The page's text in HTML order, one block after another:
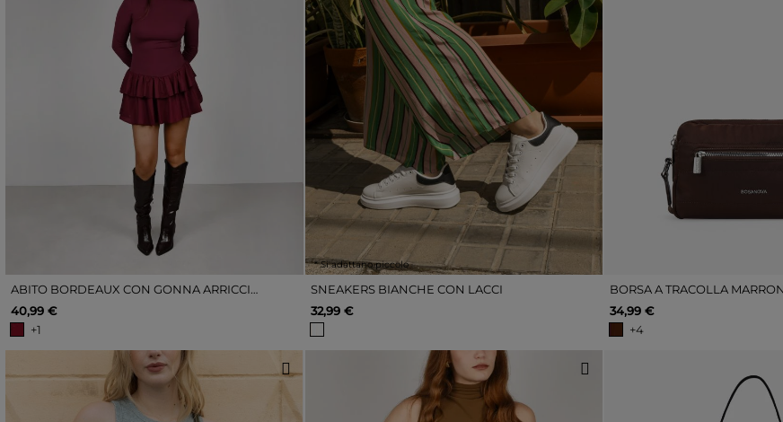
ABITO BORDEAUX CON GONNA ARRICCIATA
40,99 €
+1
* Si adattano piccolo
SNEAKERS BIANCHE CON LACCI
32,99 €
34,99 €
+4